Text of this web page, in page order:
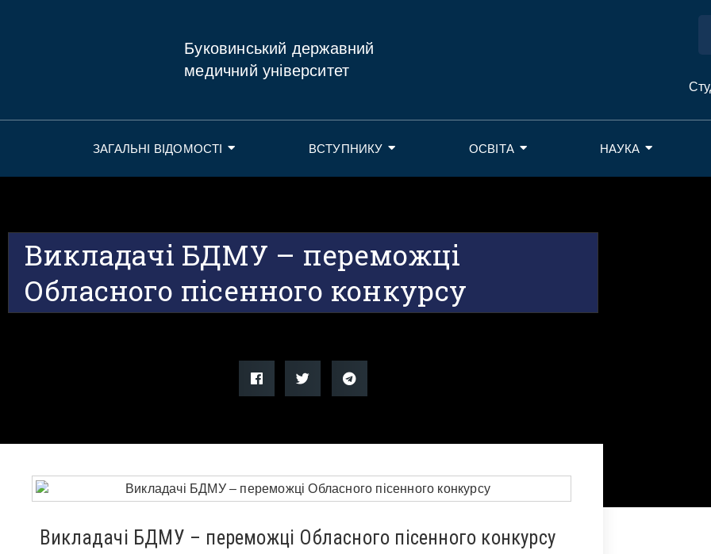
Буковинський державний
медичний університет
ЗАГАЛЬНІ ВІДОМОСТІ ВСТУПНИКУ ОСВІТА НАУКА
Викладачі БДМУ – переможці
Обласного пісенного конкурсу
Викладачі БДМУ – переможці Обласного пісенного конкурсу